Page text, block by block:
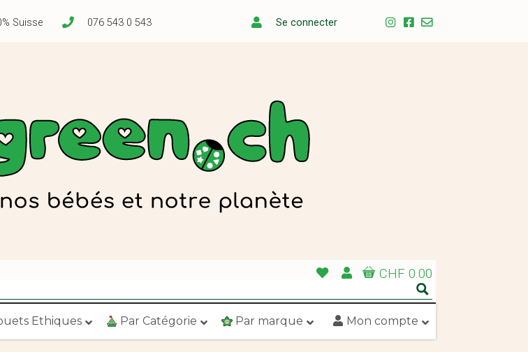
Suisse 076 543 0 543 Se connecter
CHF 0.00
Ethiques Par Catégorie Par marque Mon compte